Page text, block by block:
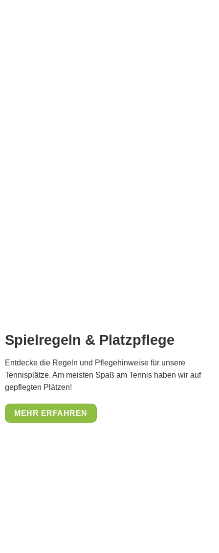
Spielregeln & Platzpflege
Entdecke die Regeln und Pflegehinweise für unsere
Tennisplätze. Am meisten Spaß am Tennis haben wir auf
gepflegten Plätzen!
MEHR ERFAHREN